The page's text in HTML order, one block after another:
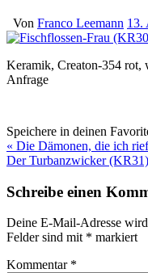
Von Franco Leemann 13.
Keramik, Creaton-354 rot,
Anfrage
Speichere in deinen
« Die Dämonen, die ich
Der Turbanzwicker
Schreibe einen
Deine E-Mail-Adresse
Felder sind mit * markiert
Kommentar *